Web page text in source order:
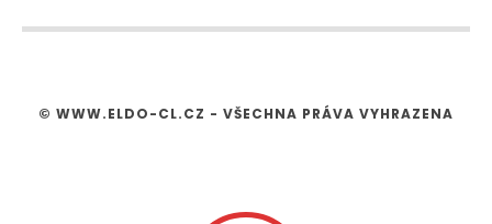
© WWW.ELDO-CL.CZ - VŠECHNA PRÁVA VYHRAZENA